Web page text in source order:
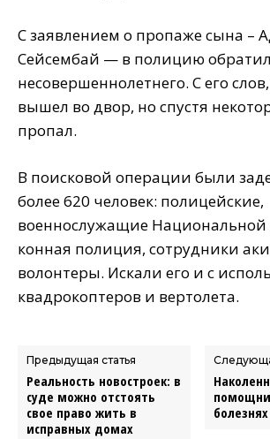
С заявлением о пропаже сына –
Сейсембай — в полицию
несовершеннолетнего. С его
вышел во двор, но спустя
пропал.
В поисковой операции были
более 620 человек: полицейские,
военнослужащие Национальной
конная полиция, сотрудники
волонтеры. Искали его и с
квадрокоптеров и вертолета.
Предыдущая статья
Реальность новостроек: в
суде можно отстоять
свое право жить в
исправных домах